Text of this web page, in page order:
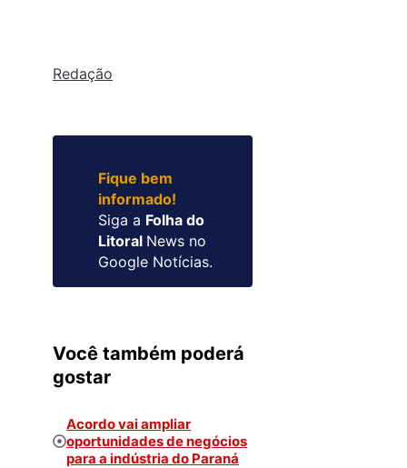
Redação
Fique bem
informado!
Siga a Folha do
Litoral News no
Google Notícias.
Você também poderá
gostar
Acordo vai ampliar
oportunidades de negócios
para a indústria do Paraná